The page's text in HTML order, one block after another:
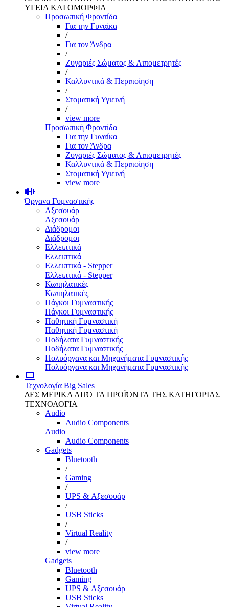
ΥΓΕΙΑ ΚΑΙ ΟΜΟΡΦΙΑ
Προσωπική Φροντίδα
Για την Γυναίκα
/
Για τον Άνδρα
/
Ζυγαριές Σώματος & Λιπομετρητές
/
Καλλυντικά & Περιποίηση
/
Στοματική Υγιεινή
/
view more
Προσωπική Φροντίδα
Για την Γυναίκα
Για τον Άνδρα
Ζυγαριές Σώματος & Λιπομετρητές
Καλλυντικά & Περιποίηση
Στοματική Υγιεινή
view more
Όργανα Γυμναστικής
Αξεσουάρ
Αξεσουάρ
Διάδρομοι
Διάδρομοι
Ελλειπτικά
Ελλειπτικά
Ελλειπτικά - Stepper
Ελλειπτικά - Stepper
Κωπηλατικές
Κωπηλατικές
Πάγκοι Γυμναστικής
Πάγκοι Γυμναστικής
Παθητική Γυμναστική
Παθητική Γυμναστική
Ποδήλατα Γυμναστικής
Ποδήλατα Γυμναστικής
Πολυόργανα και Μηχανήματα Γυμναστικής
Πολυόργανα και Μηχανήματα Γυμναστικής
Τεχνολογία Big Sales
ΔΕΣ ΜΕΡΙΚΑ ΑΠΌ ΤΑ ΠΡΟΪΌΝΤΑ ΤΗΣ ΚΑΤΗΓΟΡΙΑΣ
ΤΕΧΝΟΛΟΓΙΑ
Audio
Audio Components
Audio
Audio Components
Gadgets
Bluetooth
/
Gaming
/
UPS & Αξεσουάρ
/
USB Sticks
/
Virtual Reality
/
view more
Gadgets
Bluetooth
Gaming
UPS & Αξεσουάρ
USB Sticks